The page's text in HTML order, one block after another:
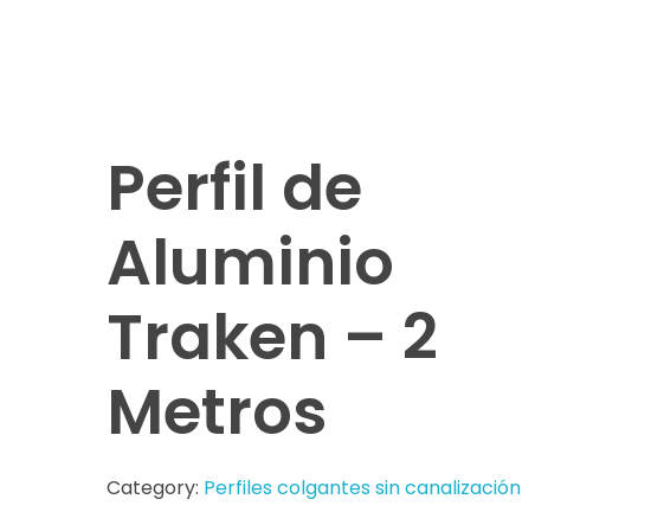
Perfil de
Aluminio
Traken – 2
Metros
Category: Perfiles colgantes sin canalización